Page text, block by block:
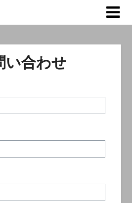
い合わせ